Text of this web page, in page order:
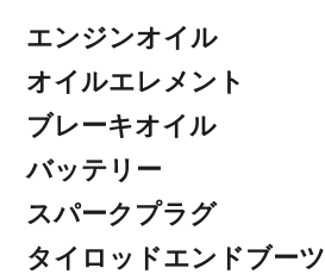
エンジンオイル
オイルエレメント
ブレーキオイル
バッテリー
スパークプラグ
タイロッドエンドブーツ